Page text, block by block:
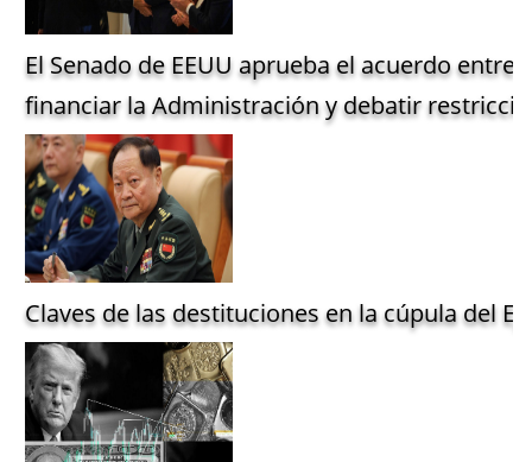
El Senado de EEUU aprueba el acuerdo entre
financiar la Administración y debatir
Claves de las destituciones en la cúpula del